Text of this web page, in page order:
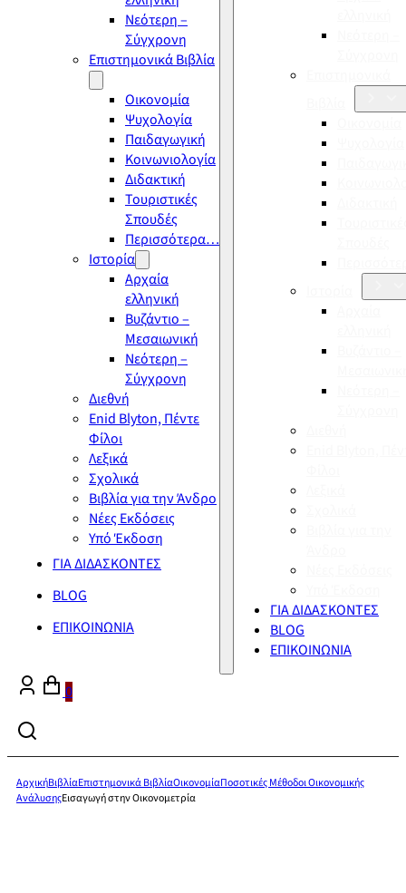
Νεότερη –
Σύγχρονη
Επιστημονικά Βιβλία
Οικονομία
Ψυχολογία
Παιδαγωγική
Κοινωνιολογία
Διδακτική
Τουριστικές
Σπουδές
Περισσότερα…
Ιστορία
Αρχαία
ελληνική
Βυζάντιο –
Μεσαιωνική
Νεότερη –
Σύγχρονη
Διεθνή
Enid Blyton, Πέντε
Φίλοι
Λεξικά
Σχολικά
Βιβλία για την Άνδρο
Νέες Εκδόσεις
Υπό Έκδοση
ΓΙΑ ΔΙΔΑΣΚΟΝΤΕΣ
BLOG
ΕΠΙΚΟΙΝΩΝΙΑ
ΓΙΑ ΔΙΔΑΣΚΟΝΤΕΣ
BLOG
ΕΠΙΚΟΙΝΩΝΙΑ
0
ΑρχικήΒιβλίαΕπιστημονικά ΒιβλίαΟικονομίαΠοσοτικές Μέθοδοι Οικονομικής
ΑνάλυσηςΕισαγωγή στην Οικονομετρία